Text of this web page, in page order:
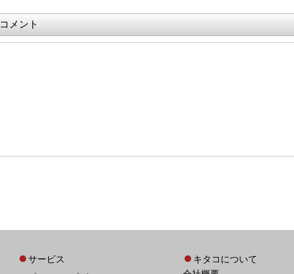
コメント
サービス
キタコについて